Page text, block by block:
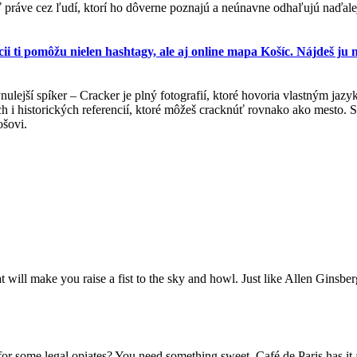
cez ľudí, ktorí ho dôverne poznajú a neúnavne odhaľujú
ti pomôžu nielen hashtagy, ale aj online mapa Košíc. Nájdeš ju
spíker – Cracker je plný fotografií, ktoré hovoria vlastným
i historických referencií, ktoré môžeš cracknúť rovnako ako
will make you raise a fist to the sky and howl. Just like Allen